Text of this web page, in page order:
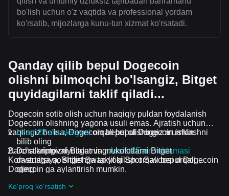
bo'lish uchun o'z vaqtida va professional yordam
ko'rsatib, mijozlarga kunu-tun xizmat ko'rsatadi.
Qanday qilib bepul Dogecoin
olishni bilmoqchi bo'lsangiz, Bitget
quyidagilarni taklif qiladi...
Dogecoin sotib olish uchun haqiqiy puldan foydalanish
Dogecoin olishning yagona usuli emas. Ajratish uchun
vaqtingiz bo'lsa, Dogecoin bepul olishingiz mumkin.
Learn2Earn aksiyasiorqali bepul Dogecoin ishlashni
bilib oling
Do'stlaringizni BitgetningAssist2Earn reklamasi
dasturiga qo'shilishga taklif qilish orqali bepul Dogecoin
oling
guruhiga qo'shilish orqali Dogecoin ta airdrop bepul
Barcha kriptovalyutalar va mukofotlarni Bitget
Konvertatsiya, Bitget Swap yoki Spot Savdosi orqali
Dogecoin ga aylantirish mumkin.
Ko'proq ko'rsatish